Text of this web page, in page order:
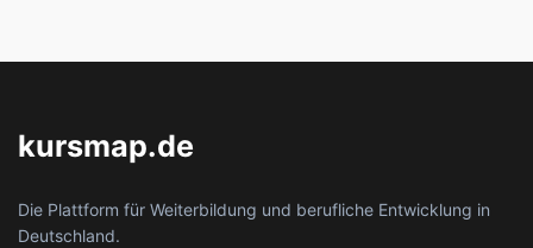
kursmap.de
Die Plattform für Weiterbildung und berufliche Entwicklung in
Deutschland.